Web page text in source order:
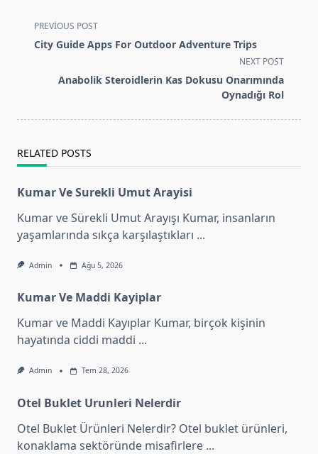
<span
class="nav-
PREVIOUS POST
City Guide Apps For Outdoor Adventure Trips
NEXT POST
Anabolik Steroidlerin Kas Dokusu Onarımında
Oynadığı Rol
RELATED POSTS
Kumar Ve Surekli Umut Arayisi
Kumar ve Sürekli Umut Arayışı Kumar, insanların
yaşamlarında sıkça karşılaştıkları ...
Admin Ağu 5, 2026
Kumar Ve Maddi Kayiplar
Kumar ve Maddi Kayıplar Kumar, birçok kişinin
hayatında ciddi maddi ...
Admin Tem 28, 2026
Otel Buklet Urunleri Nelerdir
Otel Buklet Ürünleri Nelerdir? Otel buklet ürünleri,
konaklama sektöründe misafirlere ...